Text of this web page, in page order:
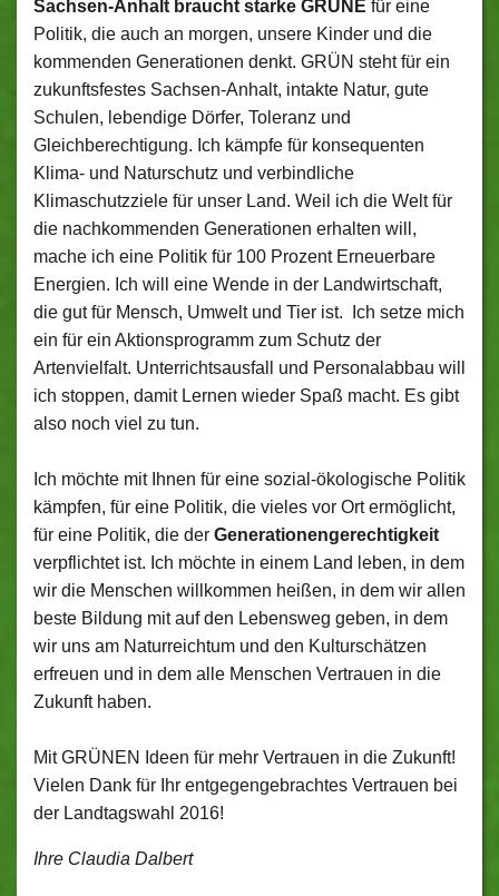
Sachsen-Anhalt braucht starke GRÜNE für eine
Politik, die auch an morgen, unsere Kinder und die
kommenden Generationen denkt. GRÜN steht für ein
zukunftsfestes Sachsen-Anhalt, intakte Natur, gute
Schulen, lebendige Dörfer, Toleranz und
Gleichberechtigung. Ich kämpfe für konsequenten
Klima- und Naturschutz und verbindliche
Klimaschutzziele für unser Land. Weil ich die Welt für
die nachkommenden Generationen erhalten will,
mache ich eine Politik für 100 Prozent Erneuerbare
Energien. Ich will eine Wende in der Landwirtschaft,
die gut für Mensch, Umwelt und Tier ist. Ich setze mich
ein für ein Aktionsprogramm zum Schutz der
Artenvielfalt. Unterrichtsausfall und Personalabbau will
ich stoppen, damit Lernen wieder Spaß macht. Es gibt
also noch viel zu tun.
Ich möchte mit Ihnen für eine sozial-ökologische Politik
kämpfen, für eine Politik, die vieles vor Ort ermöglicht,
für eine Politik, die der Generationengerechtigkeit
verpflichtet ist. Ich möchte in einem Land leben, in dem
wir die Menschen willkommen heißen, in dem wir allen
beste Bildung mit auf den Lebensweg geben, in dem
wir uns am Naturreichtum und den Kulturschätzen
erfreuen und in dem alle Menschen Vertrauen in die
Zukunft haben.
Mit GRÜNEN Ideen für mehr Vertrauen in die Zukunft!
Vielen Dank für Ihr entgegengebrachtes Vertrauen bei
der Landtagswahl 2016!
Ihre Claudia Dalbert